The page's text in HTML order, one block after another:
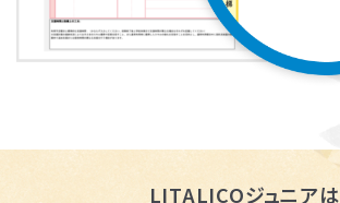
LITALICOジュニアは